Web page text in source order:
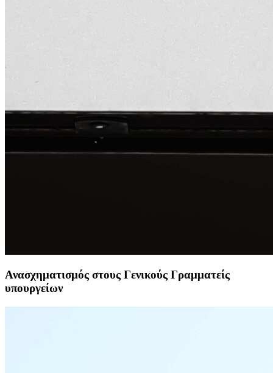
Ανασχηματισμός στους Γενικούς Γραμματείς
υπουργείων